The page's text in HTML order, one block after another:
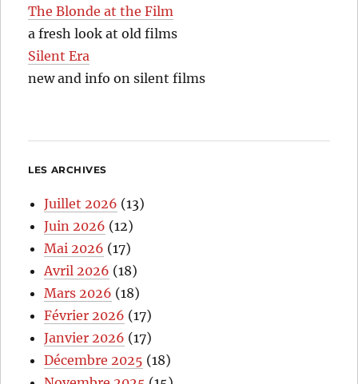
The Blonde at the Film
a fresh look at old films
Silent Era
new and info on silent films
LES ARCHIVES
Juillet 2026 (13)
Juin 2026 (12)
Mai 2026 (17)
Avril 2026 (18)
Mars 2026 (18)
Février 2026 (17)
Janvier 2026 (17)
Décembre 2025 (18)